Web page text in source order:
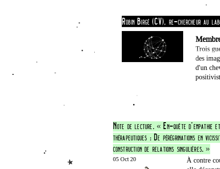
Trois
des
d'un
05 Oct 20
À contre